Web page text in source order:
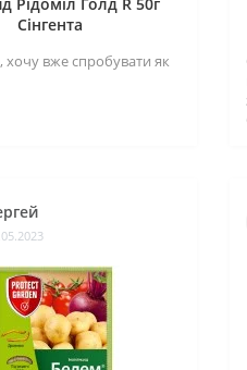
Сінгента
вже спробувати як